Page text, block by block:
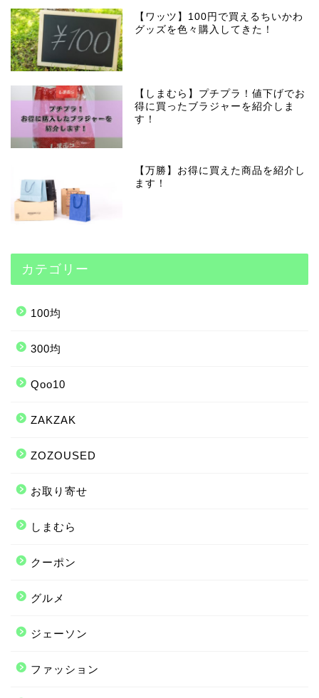
【ワッツ】100円で買えるちいかわ
グッズを色々購入してきた！
【しまむら】プチプラ！値下げでお
得に買ったブラジャーを紹介しま
す！
【万勝】お得に買えた商品を紹介し
ます！
カテゴリー
100均
300均
Qoo10
ZAKZAK
ZOZOUSED
お取り寄せ
しまむら
クーポン
グルメ
ジェーソン
ファッション